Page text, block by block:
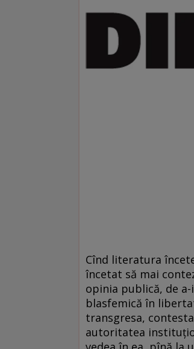
Cînd literatura
încetat să mai
opinia publică, de
blasfemică în
transgresa,
autoritatea